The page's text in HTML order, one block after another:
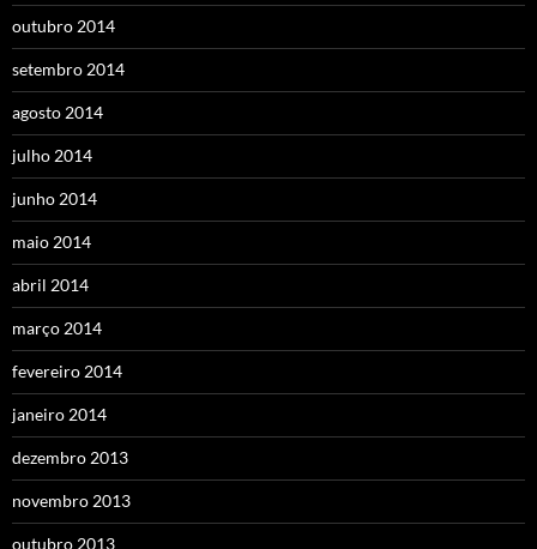
outubro 2014
setembro 2014
agosto 2014
julho 2014
junho 2014
maio 2014
abril 2014
março 2014
fevereiro 2014
janeiro 2014
dezembro 2013
novembro 2013
outubro 2013